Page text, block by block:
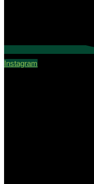
Instagram